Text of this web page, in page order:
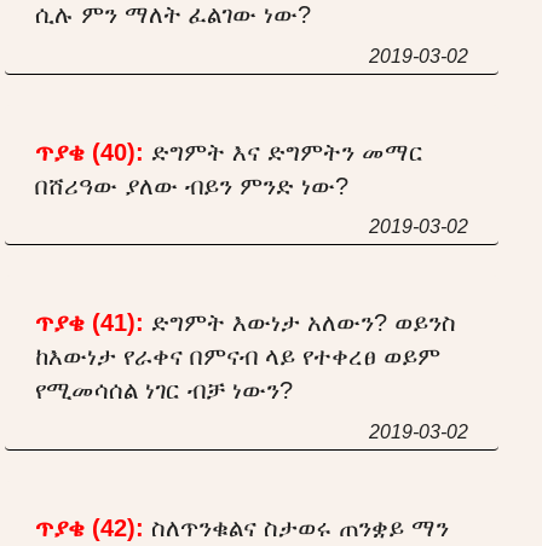
ሲሉ ምን ማለት ፈልገው ነው?
2019-03-02
ጥያቄ (40): ድግምት እና ድግምትን መማር
በሸሪዓው ያለው ብይን ምንድ ነው?
2019-03-02
ጥያቄ (41): ድግምት እውነታ አለውን? ወይንስ
ከእውነታ የራቀና በምናብ ላይ የተቀረፀ ወይም
የሚመሳሰል ነገር ብቻ ነውን?
2019-03-02
ጥያቄ (42): ስለጥንቁልና ስታወሩ ጠንቋይ ማን